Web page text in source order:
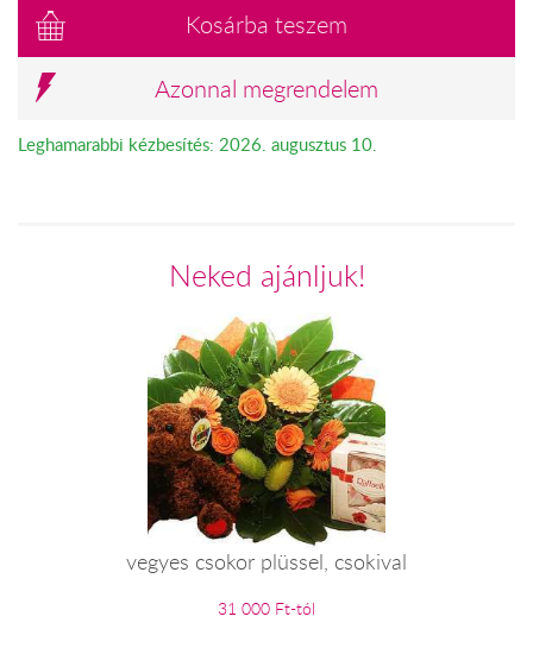
Kosárba teszem
Azonnal megrendelem
Leghamarabbi kézbesítés: 2026. augusztus 10.
Neked ajánljuk!
vegyes csokor plüssel, csokival
31 000 Ft-tól